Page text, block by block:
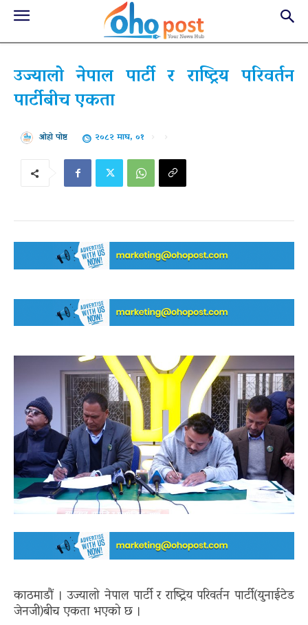
उज्यालो नेपाल पार्टी र राष्ट्रिय परिवर्तन
पार्टीबीच एकता
ओहो पोष्ट २०८२ माघ, ०१
काठमाडौं । उज्यालो नेपाल पार्टी र राष्ट्रिय परिवर्तन पार्टी(युनाईटेड
जेनजी)बीच एकता भएको छ ।